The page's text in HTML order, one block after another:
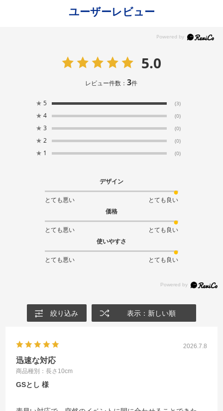
ユーザーレビュー
5.0
レビュー件数：3件
★ 5 (3)
★ 4 (0)
★ 3 (0)
★ 2 (0)
★ 1 (0)
デザイン
とても悪い
とても良い
価格
とても悪い
とても良い
使いやすさ
とても悪い とても良い
絞り込み 表示：新しい順
2026.7.8
迅速な対応
商品種別：長さ10cm
GSとし